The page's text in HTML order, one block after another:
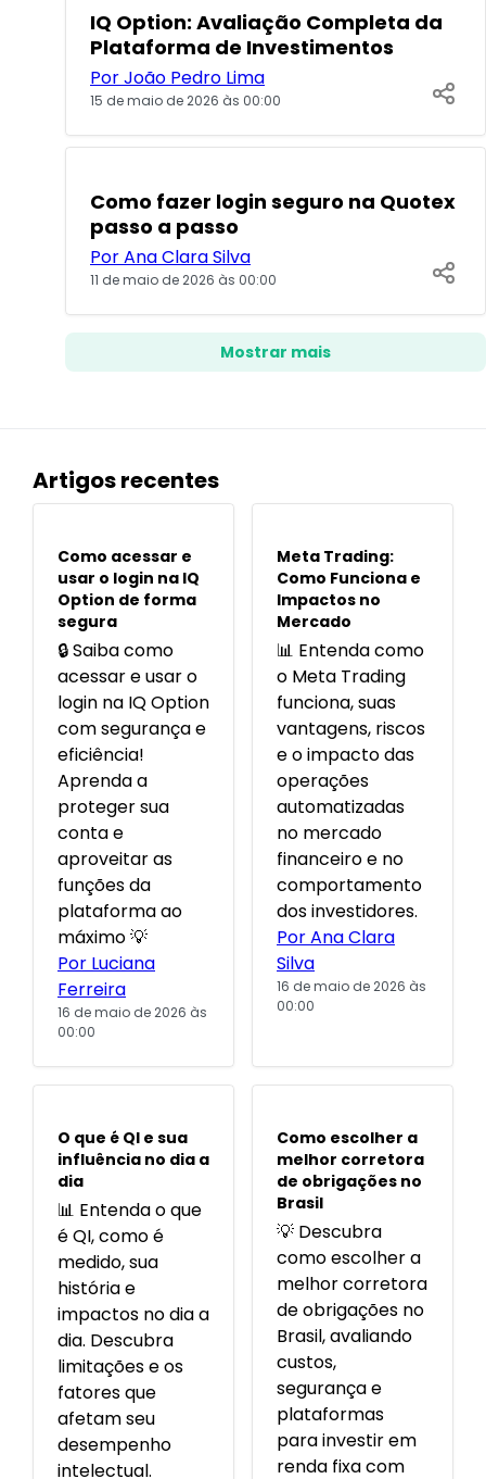
POPULARES
IQ Option: Avaliação Completa da
Plataforma de Investimentos
Por João Pedro Lima
15 de maio de 2026 às 00:00
Como fazer login seguro na Quotex
passo a passo
Por Ana Clara Silva
11 de maio de 2026 às 00:00
Mostrar mais
Artigos recentes
POPULARES
Como acessar e
usar o login na IQ
Option de forma
segura
🔒 Saiba como
acessar e usar o
login na IQ Option
com segurança e
eficiência!
Aprenda a
proteger sua
conta e
aproveitar as
funções da
plataforma ao
máximo 💡
Por Luciana
Ferreira
16 de maio de 2026 às
00:00
POPULARES
Meta Trading:
Como Funciona e
Impactos no
Mercado
📊 Entenda como
o Meta Trading
funciona, suas
vantagens, riscos
e o impacto das
operações
automatizadas
no mercado
financeiro e no
comportamento
dos investidores.
Por Ana Clara
Silva
16 de maio de 2026 às
00:00
POPULARES
O que é QI e sua
influência no dia a
dia
📊 Entenda o que
é QI, como é
medido, sua
história e
impactos no dia a
dia. Descubra
limitações e os
fatores que
afetam seu
desempenho
intelectual.
POPULARES
Como escolher a
melhor corretora
de obrigações no
Brasil
💡 Descubra
como escolher a
melhor corretora
de obrigações no
Brasil, avaliando
custos,
segurança e
plataformas
para investir em
renda fixa com